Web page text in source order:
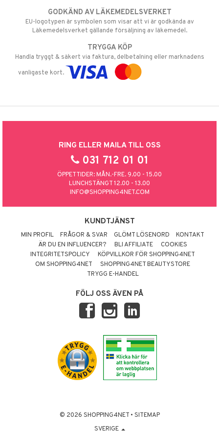
GODKÄND AV LÄKEMEDELSVERKET
EU-logotypen är symbolen som visar att vi är godkända av
Läkemedelsverket gällande försäljning av läkemedel.
TRYGGA KÖP
Handla tryggt & säkert via faktura, delbetalning eller marknadens
vanligaste kort.
RING ELLER MAILA TILL OSS
031 712 01 01
ÖPPETTIDER: MÅN.-FRE. 9.00 - 15.00
LUNCHSTÄNGT 12.00 - 13.00
INFO@SHOPPING4NET.COM
KUNDTJÄNST
MIN PROFIL FRÅGOR & SVAR GLÖMT LÖSENORD
KONTAKT
ÄR DU EN INFLUENCER?
BLI AFFILIATE
COOKIES
INTEGRITETSPOLICY
KÖPVILLKOR FÖR SHOPPING4NET
OM SHOPPING4NET
SHOPPING4NET BEAUTYSTORE
TRYGG E-HANDEL
FÖLJ OSS ÄVEN PÅ
© 2026 SHOPPING4NET • SITEMAP
SVERIGE